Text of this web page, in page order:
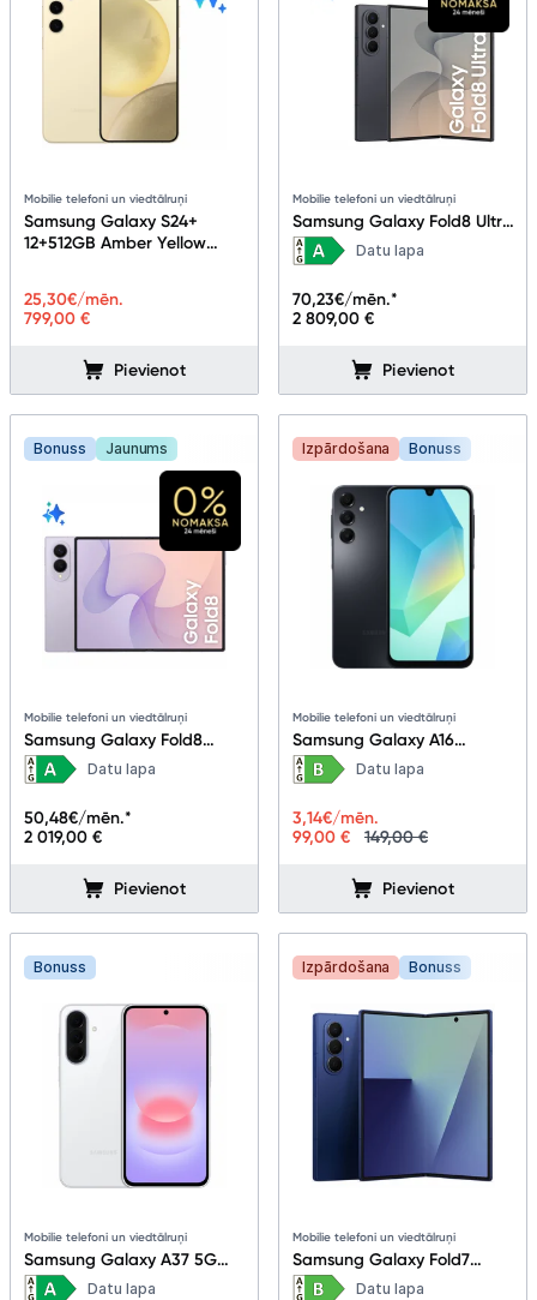
Mobilie telefoni un viedtālruņi
Samsung Galaxy S24+
12+512GB Amber Yellow
799,00 €
25,30€/mēn.
Pievienot
Mobilie telefoni un viedtālruņi
Samsung Galaxy Fold8 Ultra
16+1TB Graphite
Datu lapa
2 809,00 €
70,23€/mēn.*
Pievienot
Bonuss Jaunums
Mobilie telefoni un viedtālruņi
Samsung Galaxy Fold8
12+256GB Lavender
Datu lapa
2 019,00 €
50,48€/mēn.*
Pievienot
Izpārdošana Bonuss
Mobilie telefoni un viedtālruņi
Samsung Galaxy A16
4+128GB Black
Datu lapa
99,00 € 149,00 €
3,14€/mēn.
Pievienot
Bonuss
Mobilie telefoni un viedtālruņi
Samsung Galaxy A37 5G
6+128GB Awesome White
Datu lapa
Izpārdošana Bonuss
Mobilie telefoni un viedtālruņi
Samsung Galaxy Fold7
12+256GB Blue Shadow
Datu lapa